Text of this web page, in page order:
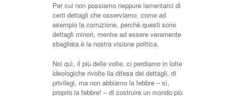
Per cui non possiamo neppure lamentarci di
certi dettagli che osserviamo, come ad
esempio la corruzione, perchè questi sono
dettagli minori, mentre ad essere veramente
sbagliata è la nostra visione politica.
Noi quì, il più delle volte, ci perdiamo in lotte
ideologiche rivolte lla difesa dei dettagli, di
privilegi, ma non abbiamo la febbre – sì,
proprio la febbre! – di costruire un mondo più